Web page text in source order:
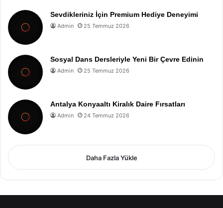
Sevdikleriniz İçin Premium Hediye Deneyimi
Admin 25 Temmuz 2026
Sosyal Dans Dersleriyle Yeni Bir Çevre Edinin
Admin 25 Temmuz 2026
Antalya Konyaaltı Kiralık Daire Fırsatları
Admin 24 Temmuz 2026
Daha Fazla Yükle